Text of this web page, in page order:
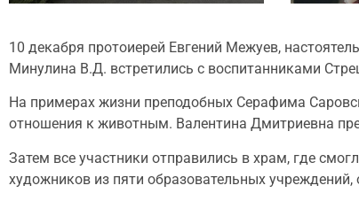
10 декабря протоиерей Евгений Межуев,
Минулина В.Д. встретились с воспитанниками
На примерах жизни преподобных Серафима
отношения к животным. Валентина Дмитриевна
Затем все участники отправились в храм, где
художников из пяти образовательных